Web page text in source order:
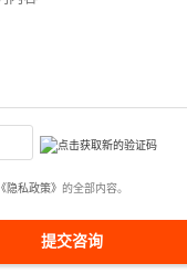
《隐私政策》 的全部内容。
提交咨询